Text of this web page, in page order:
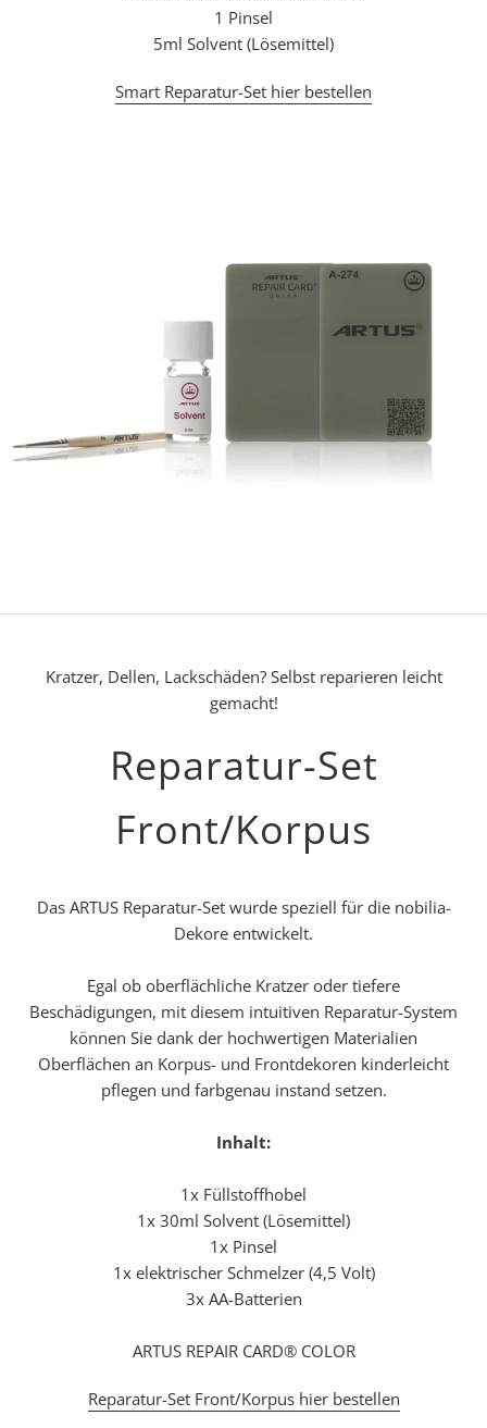
1 Pinsel
5ml Solvent (Lösemittel)
Smart Reparatur-Set hier bestellen
Kratzer, Dellen, Lackschäden? Selbst reparieren leicht
gemacht!
Reparatur-Set
Front/Korpus
Das ARTUS Reparatur-Set wurde speziell für die nobilia-
Dekore entwickelt.
Egal ob oberflächliche Kratzer oder tiefere
Beschädigungen, mit diesem intuitiven Reparatur-System
können Sie dank der hochwertigen Materialien
Oberflächen an Korpus- und Frontdekoren kinderleicht
pflegen und farbgenau instand setzen.
Inhalt:
1x Füllstoffhobel
1x 30ml Solvent (Lösemittel)
1x Pinsel
1x elektrischer Schmelzer (4,5 Volt)
3x AA-Batterien
ARTUS REPAIR CARD® COLOR
Reparatur-Set Front/Korpus hier bestellen